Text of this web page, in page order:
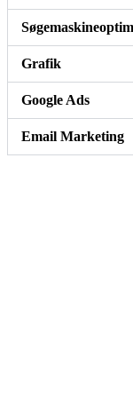
Grafik
Google Ads
Email Marketing